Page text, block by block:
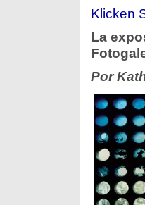
Klicken
La
Por